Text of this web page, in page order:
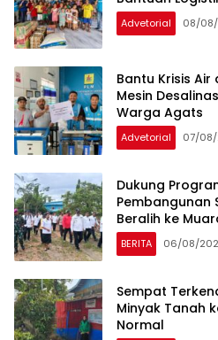
Advetorial 08/
Bantu Krisis Air
Mesin
Warga Agats
Advetorial 07/
Dukung
Pembangunan
Beralih ke
BERITA 06/08/
Sempat
Minyak Tanah
Normal